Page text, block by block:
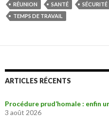
RÉUNION
SANTÉ SÉCURITÉ
TEMPS DE TRAVAIL
ARTICLES RÉCENTS
Procédure prud’homale : enfin
3 août 2026